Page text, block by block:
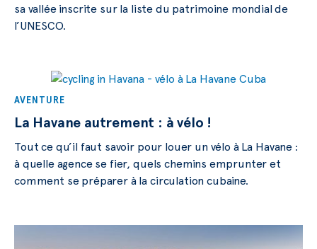
sa vallée inscrite sur la liste du patrimoine mondial de
l’UNESCO.
AVENTURE
La Havane autrement : à vélo !
Tout ce qu’il faut savoir pour louer un vélo à La Havane :
à quelle agence se fier, quels chemins emprunter et
comment se préparer à la circulation cubaine.